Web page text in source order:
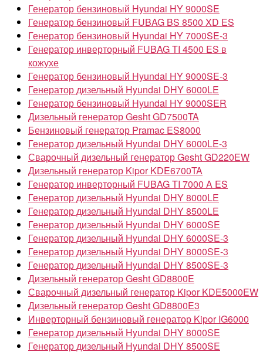
Генератор бензиновый Hyundai HY 9000SE
Генератор бензиновый FUBAG BS 8500 XD ES
Генератор бензиновый Hyundai HY 7000SE-3
Генератор инверторный FUBAG TI 4500 ES в
кожухе
Генератор бензиновый Hyundai HY 9000SE-3
Генератор дизельный Hyundai DHY 6000LE
Генератор бензиновый Hyundai HY 9000SER
Дизельный генератор Gesht GD7500TA
Бензиновый генератор Pramac ES8000
Генератор дизельный Hyundai DHY 6000LE-3
Сварочный дизельный генератор Gesht GD220EW
Дизельный генератор Kipor KDE6700TA
Генератор инверторный FUBAG TI 7000 A ES
Генератор дизельный Hyundai DHY 8000LE
Генератор дизельный Hyundai DHY 8500LE
Генератор дизельный Hyundai DHY 6000SE
Генератор дизельный Hyundai DHY 6000SE-3
Генератор дизельный Hyundai DHY 8000SE-3
Генератор дизельный Hyundai DHY 8500SE-3
Дизельный генератор Gesht GD8800E
Сварочный дизельный генератор Kipor KDE5000EW
Дизельный генератор Gesht GD8800E3
Инверторный бензиновый генератор Kipor IG6000
Генератор дизельный Hyundai DHY 8000SE
Генератор дизельный Hyundai DHY 8500SE